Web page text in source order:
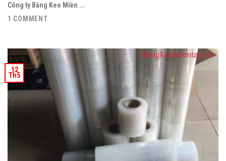
Công ty Băng Keo Miền ...
1 COMMENT
12
Th5